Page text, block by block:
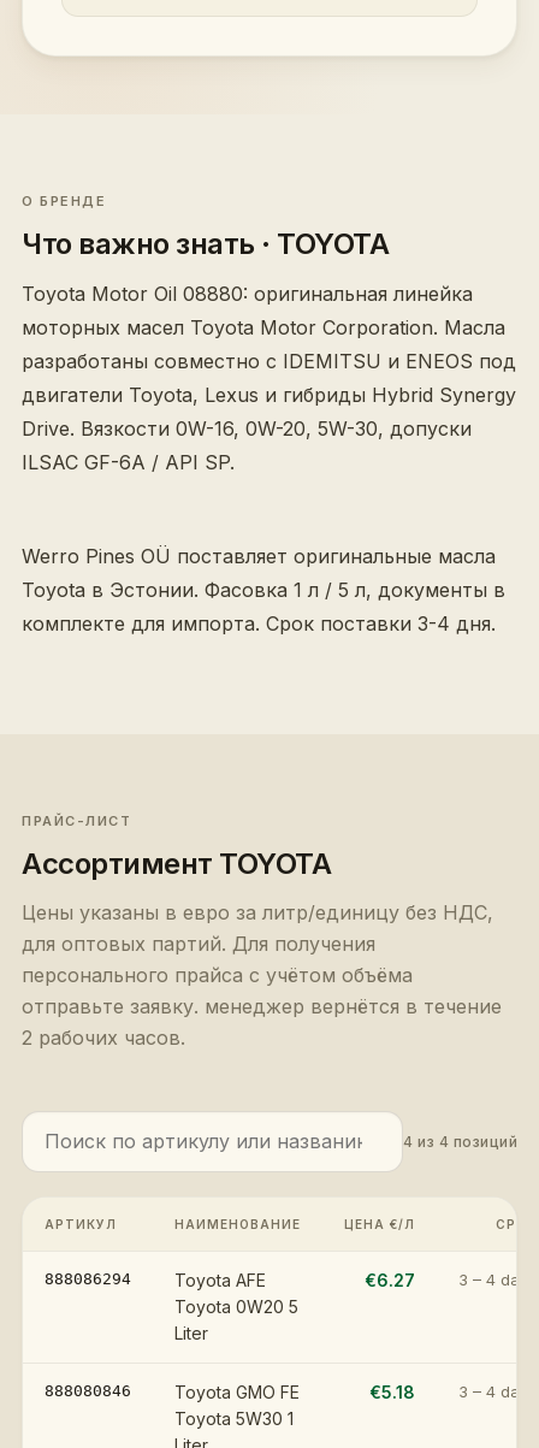
О БРЕНДЕ
Что важно знать · TOYOTA
Toyota Motor Oil 08880: оригинальная линейка
моторных масел Toyota Motor Corporation. Масла
разработаны совместно с IDEMITSU и ENEOS под
двигатели Toyota, Lexus и гибриды Hybrid Synergy
Drive. Вязкости 0W-16, 0W-20, 5W-30, допуски
ILSAC GF-6A / API SP.
Werro Pines OÜ поставляет оригинальные масла
Toyota в Эстонии. Фасовка 1 л / 5 л, документы в
комплекте для импорта. Срок поставки 3-4 дня.
ПРАЙС-ЛИСТ
Ассортимент TOYOTA
Цены указаны в евро за литр/единицу без НДС,
для оптовых партий. Для получения
персонального прайса с учётом объёма
отправьте заявку. менеджер вернётся в течение
2 рабочих часов.
4 из 4 позиций
АРТИКУЛ НАИМЕНОВАНИЕ ЦЕНА €/Л СРОК
888086294
Toyota AFE
Toyota 0W20 5
Liter
€6.27 3 – 4 days
888080846
Toyota GMO FE
Toyota 5W30 1
€5.18 3 – 4 days